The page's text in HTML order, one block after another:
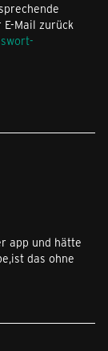
Mail zurück
app und hätte
das ohne